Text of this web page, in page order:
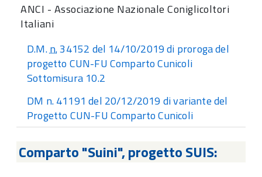
ANCI - Associazione Nazionale Coniglicoltori
Italiani
D.M.n.34152 del 14/10/2019 di proroga del
progetto CUN-FU Comparto Cunicoli
Sottomisura 10.2
DM n. 41191 del 20/12/2019 di variante del
Progetto CUN-FU Comparto Cunicoli
Comparto "Suini", progetto SUIS: